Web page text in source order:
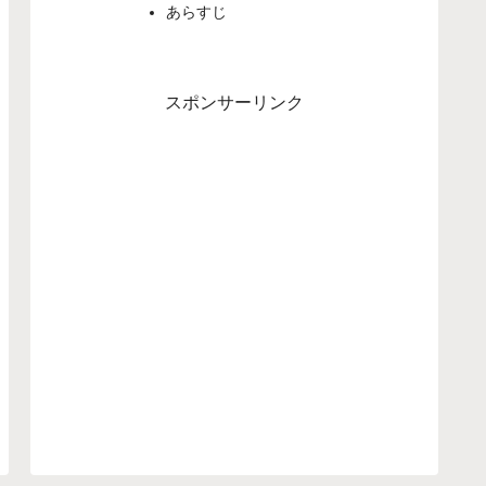
あらすじ
スポンサーリンク